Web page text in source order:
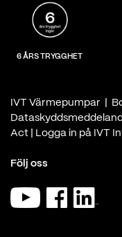
6 ÅRS TRYGGHET
IVT Värmepumpar |
Act
Logga in på IVT
Följ oss